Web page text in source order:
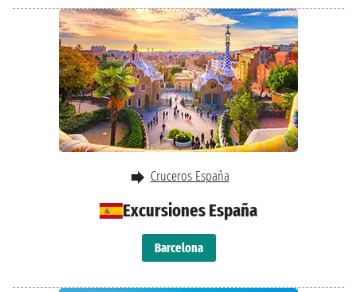
Excursiones España
Barcelona
Cruceros España